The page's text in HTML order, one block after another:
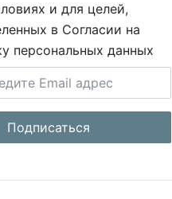
и для целей,
в Согласии на
персональных данных